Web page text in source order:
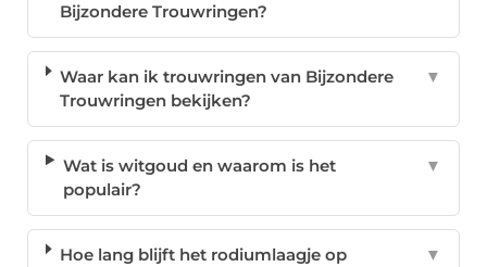
Bijzondere Trouwringen?
Waar kan ik trouwringen van Bijzondere
Trouwringen bekijken?
▼
Wat is witgoud en waarom is het
populair?
▼
Hoe lang blijft het rodiumlaagje op
▼